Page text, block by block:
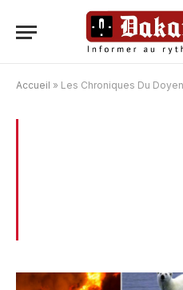
Accueil » Les Chroniques Du Doyen - Perspectives